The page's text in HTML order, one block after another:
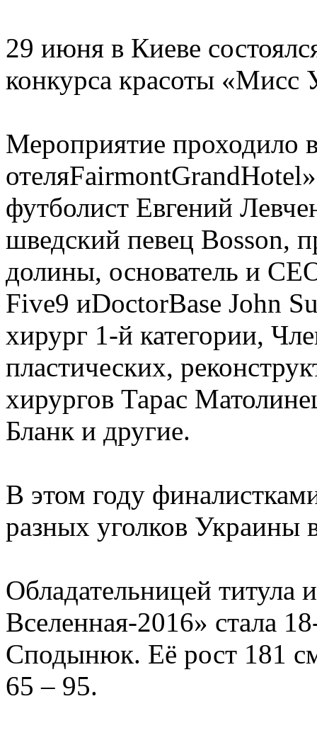
29 июня в Киеве
конкурса красоты «Мисс
Мероприятие проходило
футболист Евгений
шведский певец Bosson,
долины, основатель и
Five9 иDoctorBase John
хирург 1-й категории,
пластических,
хирургов Тарас
Бланк и другие.
В этом году
разных уголков Украины
Обладательницей
Вселенная-2016» стала
Сподынюк. Её рост 181
65 – 95.